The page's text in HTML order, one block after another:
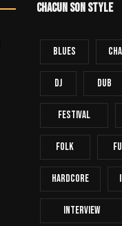
Chacun son style
Blues
Dj Dub
FESTIVAL
Folk
Hardcore
Interview